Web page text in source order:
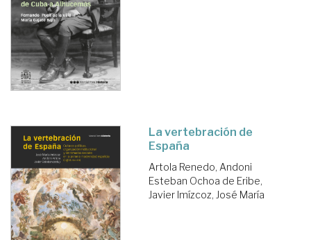
La vertebración de
España
Artola Renedo, Andoni
Esteban Ochoa de Eribe,
Javier Imízcoz, José María